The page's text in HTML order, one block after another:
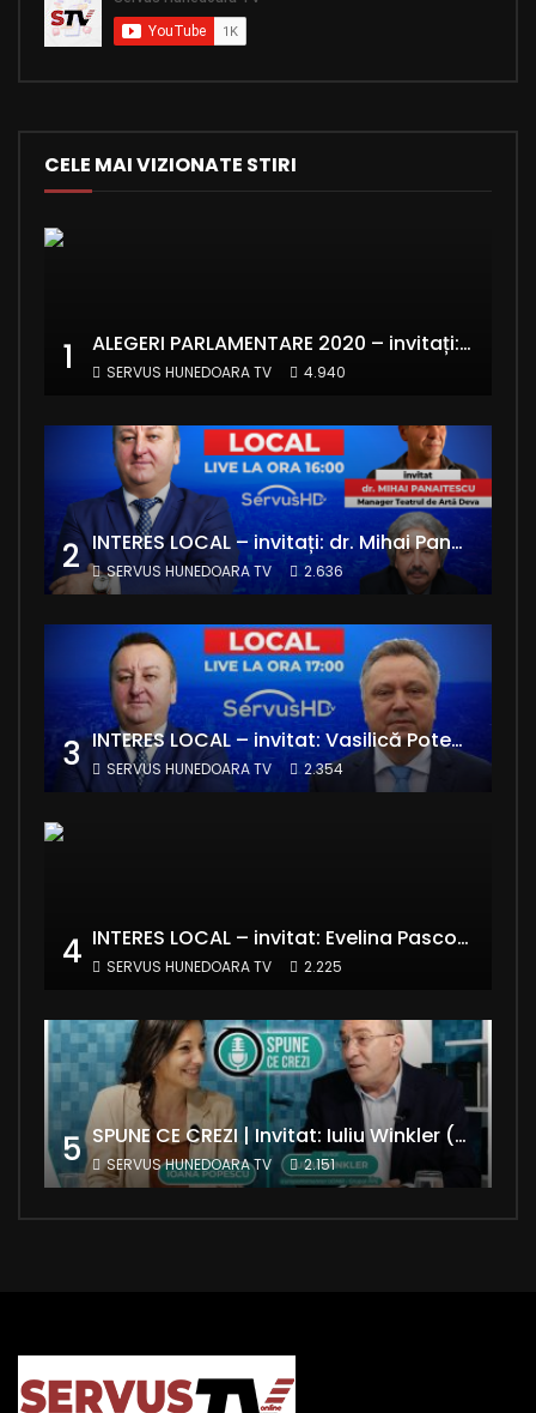
CELE MAI VIZIONATE STIRI
1 ALEGERI PARLAMENTARE 2020 – invitați: Ionela Florea și Emanuel Valentin Crișan – RE:Start România
SERVUS HUNEDOARA TV 4.940
2 INTERES LOCAL – invitați: dr. Mihai Panaitescu – Manager Teatrul de Artă Deva și Alexandru Grecu
SERVUS HUNEDOARA TV 2.636
3 INTERES LOCAL – invitat: Vasilică Potecă – Senator PNL Hunedoara
SERVUS HUNEDOARA TV 2.354
4 INTERES LOCAL – invitat: Evelina Pasconi – Vicepreședinte Asociația Casa Divină
SERVUS HUNEDOARA TV 2.225
5 SPUNE CE CREZI | Invitat: Iuliu Winkler (europarlamentar UDMR – Grupul PPE)
SERVUS HUNEDOARA TV 2.151